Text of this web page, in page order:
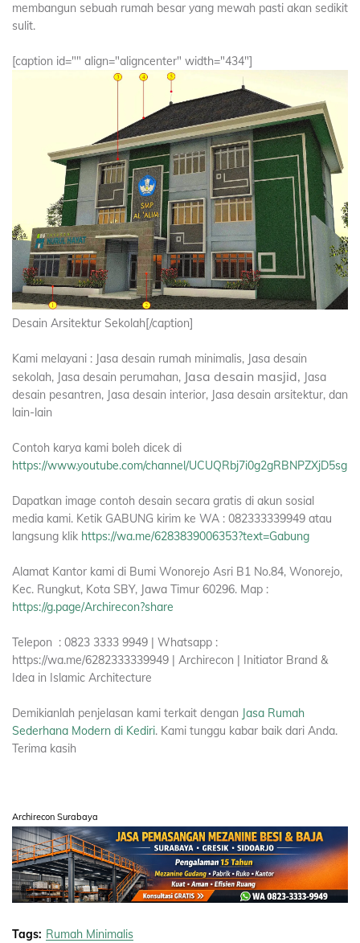
membangun sebuah rumah besar yang mewah pasti akan sedikit
sulit.
[caption id="" align="aligncenter" width="434"]
Desain Arsitektur Sekolah[/caption]
Kami melayani : Jasa desain rumah minimalis, Jasa desain
sekolah, Jasa desain perumahan, Jasa desain masjid, Jasa
desain pesantren, Jasa desain interior, Jasa desain arsitektur, dan
lain-lain
Contoh karya kami boleh dicek di
https://www.youtube.com/channel/UCUQRbj7i0g2gRBNPZXjD5sg
Dapatkan image contoh desain secara gratis di akun sosial
media kami. Ketik GABUNG kirim ke WA : 082333339949 atau
langsung klik https://wa.me/6283839006353?text=Gabung
Alamat Kantor kami di Bumi Wonorejo Asri B1 No.84, Wonorejo,
Kec. Rungkut, Kota SBY, Jawa Timur 60296. Map :
https://g.page/Archirecon?share
Telepon : 0823 3333 9949 | Whatsapp :
https://wa.me/6282333339949 | Archirecon | Initiator Brand &
Idea in Islamic Architecture
Demikianlah penjelasan kami terkait dengan Jasa Rumah
Sederhana Modern di Kediri. Kami tunggu kabar baik dari Anda.
Terima kasih
Archirecon Surabaya
Tags: Rumah Minimalis